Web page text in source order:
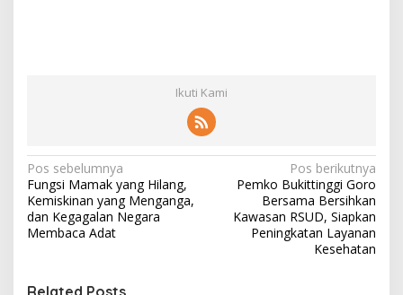
Ikuti Kami
N
a
v
Pos sebelumnya
Fungsi Mamak yang Hilang,
Kemiskinan yang Menganga,
dan Kegagalan Negara
Membaca Adat
Pos berikutnya
Pemko Bukittinggi Goro
Bersama Bersihkan
Kawasan RSUD, Siapkan
Peningkatan Layanan
Kesehatan